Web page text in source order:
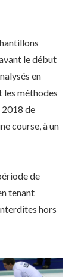
le début
en
les méthodes
de
course, à un
de
tenant
hors